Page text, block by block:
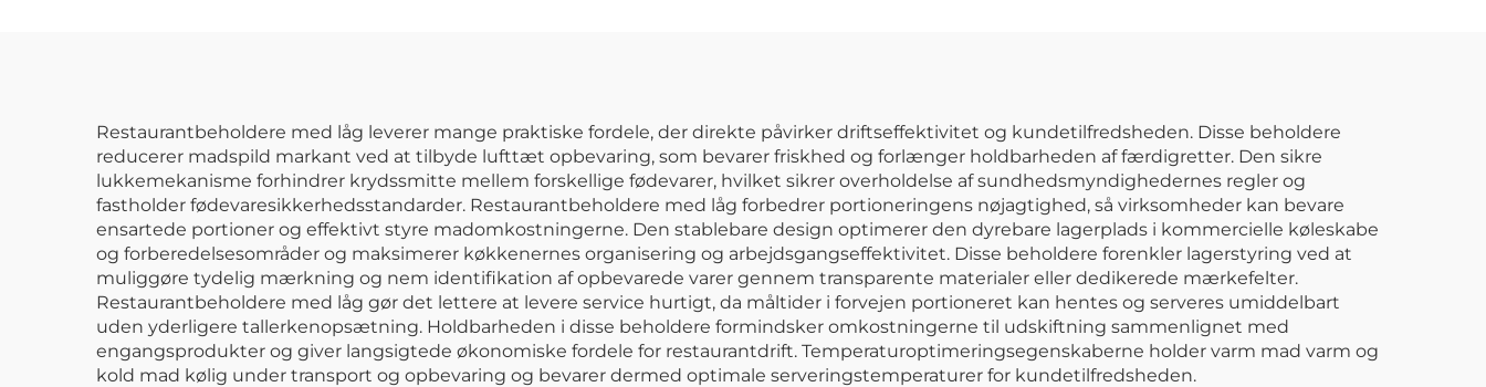
Restaurantbeholdere med låg leverer mange praktiske fordele, der direkte påvirker driftseffektivitet og kundetilfredsheden. Disse beholdere
reducerer madspild markant ved at tilbyde lufttæt opbevaring, som bevarer friskhed og forlænger holdbarheden af færdigretter. Den sikre
lukkemekanisme forhindrer krydssmitte mellem forskellige fødevarer, hvilket sikrer overholdelse af sundhedsmyndighedernes regler og
fastholder fødevaresikkerhedsstandarder. Restaurantbeholdere med låg forbedrer portioneringens nøjagtighed, så virksomheder kan bevare
ensartede portioner og effektivt styre madomkostningerne. Den stablebare design optimerer den dyrebare lagerplads i kommercielle køleskabe
og forberedelsesområder og maksimerer køkkenernes organisering og arbejdsgangseffektivitet. Disse beholdere forenkler lagerstyring ved at
muliggøre tydelig mærkning og nem identifikation af opbevarede varer gennem transparente materialer eller dedikerede mærkefelter.
Restaurantbeholdere med låg gør det lettere at levere service hurtigt, da måltider i forvejen portioneret kan hentes og serveres umiddelbart
uden yderligere tallerkenopsætning. Holdbarheden i disse beholdere formindsker omkostningerne til udskiftning sammenlignet med
engangsprodukter og giver langsigtede økonomiske fordele for restaurantdrift. Temperaturoptimeringsegenskaberne holder varm mad varm og
kold mad kølig under transport og opbevaring og bevarer dermed optimale serveringstemperaturer for kundetilfredsheden.